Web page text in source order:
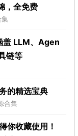
，全免费
集
盖 LLM、Agen
链等
的精选宝典
合集
你收藏使用！